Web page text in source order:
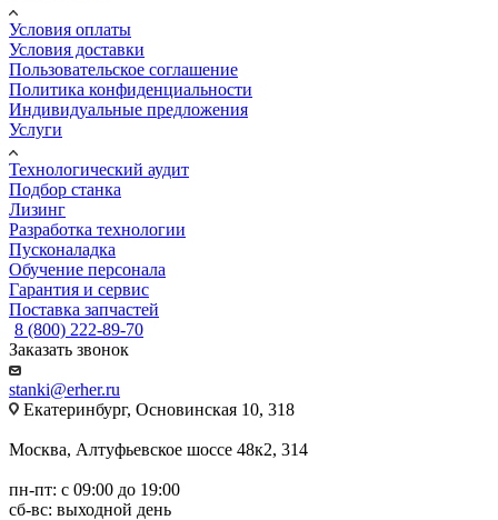
Условия оплаты
Условия доставки
Пользовательское соглашение
Политика конфиденциальности
Индивидуальные предложения
Услуги
Технологический аудит
Подбор станка
Лизинг
Разработка технологии
Пусконаладка
Обучение персонала
Гарантия и сервис
Поставка запчастей
8 (800) 222-89-70
Заказать звонок
stanki@erher.ru
Екатеринбург, Основинская 10, 318
Москва, Алтуфьевское шоссе 48к2, 314
пн-пт: с 09:00 до 19:00
сб-вс: выходной день